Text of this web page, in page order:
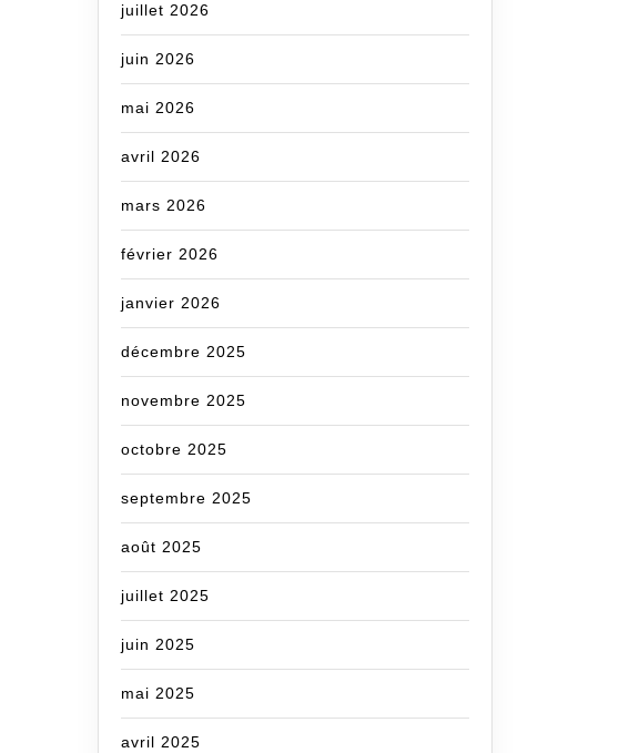
juillet 2026
juin 2026
mai 2026
avril 2026
mars 2026
février 2026
janvier 2026
décembre 2025
novembre 2025
octobre 2025
septembre 2025
août 2025
juillet 2025
juin 2025
mai 2025
avril 2025